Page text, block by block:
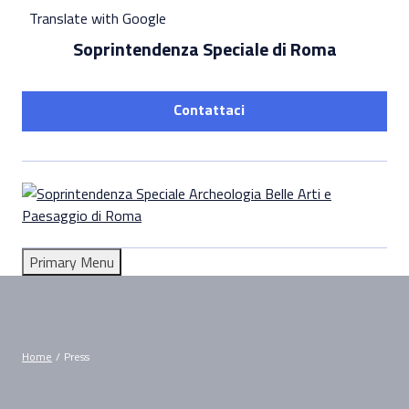
Translate with Google
Soprintendenza Speciale di Roma
Contattaci
Primary Menu
Home / Press